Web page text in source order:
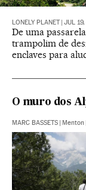
LONELY PLANET JUL
De uma
trampolim de
enclaves para
O muro dos
MARC BASSETS Menton